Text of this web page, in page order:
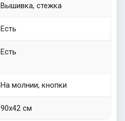
Вышивка, стежка
Есть
Есть
На молнии, кнопки
90х42 см